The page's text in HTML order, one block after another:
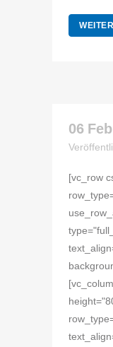
06
[vc_row